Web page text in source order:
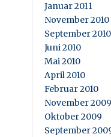
Januar 2011
November 2010
September 2010
Juni 2010
Mai 2010
April 2010
Februar 2010
November 2009
Oktober 2009
September